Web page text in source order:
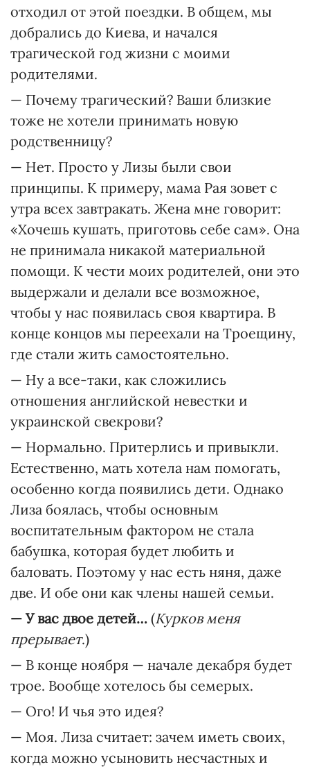
отходил от этой поездки. В общем, мы
добрались до Киева, и начался
трагической год жизни с моими
родителями.
— Почему трагический? Ваши близкие
тоже не хотели принимать новую
родственницу?
— Нет. Просто у Лизы были свои
принципы. К примеру, мама Рая зовет с
утра всех завтракать. Жена мне говорит:
«Хочешь кушать, приготовь себе сам». Она
не принимала никакой материальной
помощи. К чести моих родителей, они это
выдержали и делали все возможное,
чтобы у нас появилась своя квартира. В
конце концов мы переехали на Троещину,
где стали жить самостоятельно.
— Ну а все-таки, как сложились
отношения английской невестки и
украинской свекрови?
— Нормально. Притерлись и привыкли.
Естественно, мать хотела нам помогать,
особенно когда появились дети. Однако
Лиза боялась, чтобы основным
воспитательным фактором не стала
бабушка, которая будет любить и
баловать. Поэтому у нас есть няня, даже
две. И обе они как члены нашей семьи.
— У вас двое детей… (Курков меня
прерывает.)
— В конце ноября — начале декабря будет
трое. Вообще хотелось бы семерых.
— Ого! И чья это идея?
— Моя. Лиза считает: зачем иметь своих,
когда можно усыновить несчастных и